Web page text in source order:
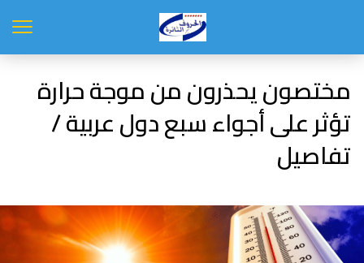
مختصون يحذرون من موجة حرارة
تؤثر على أجواء سبع دول عربية /
تفاصيل